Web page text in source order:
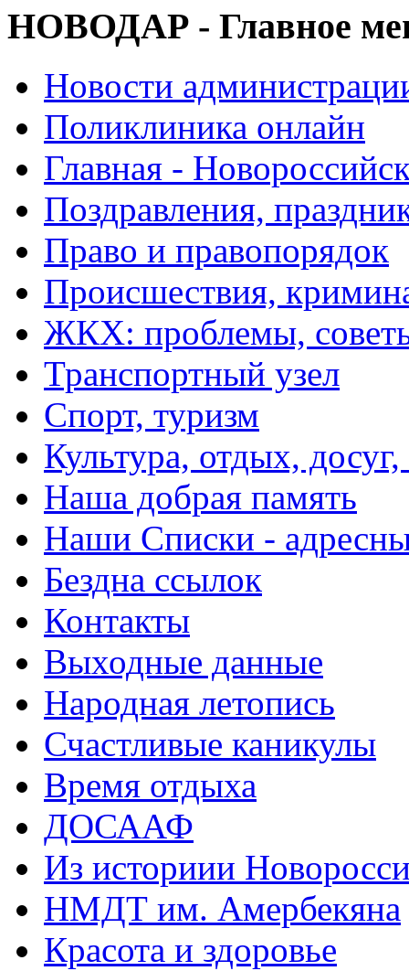
НОВОДАР - Главное
Новости
Поликлиника онлайн
Главная -
Поздравления,
Право и правопорядок
Происшествия,
ЖКХ: проблемы,
Транспортный узел
Спорт, туризм
Культура, отдых,
Наша добрая память
Наши Списки -
Бездна ссылок
Контакты
Выходные данные
Народная летопись
Счастливые каникулы
Время отдыха
ДОСААФ
Из историии
НМДТ им. Амербекяна
Красота и здоровье